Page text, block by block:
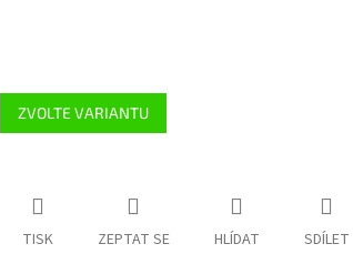
ZVOLTE VARIANTU
TISK ZEPTAT SE HLÍDAT SDÍLET